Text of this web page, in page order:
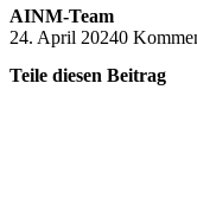
AINM-Team
24. April 20240
Teile diesen Beitrag